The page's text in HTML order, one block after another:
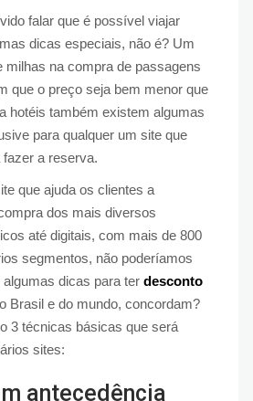
falar que é possível viajar
dicas especiais, não é? Um
milhas na compra de passagens
que o preço seja bem menor que
hotéis também existem algumas
para qualquer um site que
a reserva.
que ajuda os clientes a
dos mais diversos
até digitais, com mais de 800
segmentos, não poderíamos
dicas para ter desconto
Brasil e do mundo, concordam?
3 técnicas básicas que será
sites:
antecedência